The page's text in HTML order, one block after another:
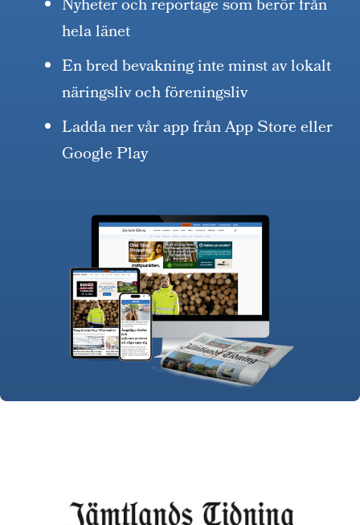
Nyheter och reportage som berör från
hela länet
En bred bevakning inte minst av lokalt
näringsliv och föreningsliv
Ladda ner vår app från App Store eller
Google Play